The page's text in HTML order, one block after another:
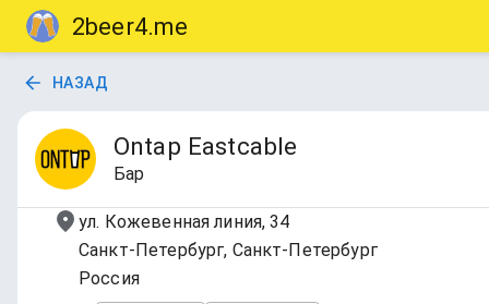
2beer4.me
НАЗАД
Ontap Eastcable
Бар
ул. Кожевенная линия, 34
Санкт-Петербург, Санкт-Петербург
Россия